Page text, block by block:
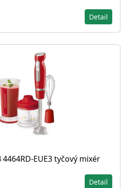
Detail
4464RD-EUE3 tyčový mixér
Detail